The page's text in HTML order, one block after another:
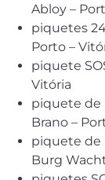
Abloy –
piquetes
Porto –
piquete
Vitória
piquete de
Brano –
piquete de
Burg